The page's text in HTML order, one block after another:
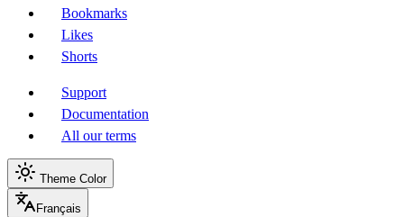
Bookmarks
Likes
Shorts
Support
Documentation
All our terms
Theme Color
Français